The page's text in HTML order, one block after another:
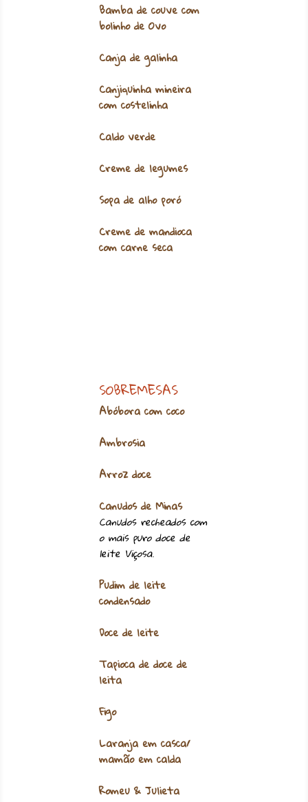
Bamba de couve com
bolinho de Ovo
Canja de galinha
Canjiquinha mineira
com costelinha
Caldo verde
Creme de legumes
Sopa de alho poró
Creme de mandioca
com carne seca
SOBREMESAS
Abóbora com coco
Ambrosia
Arroz doce
Canudos de Minas
Canudos recheados com
o mais puro doce de
leite Viçosa.
Pudim de leite
condensado
Doce de leite
Tapioca de doce de
leita
Figo
Laranja em casca/
mamão em calda
Romeu & Julieta